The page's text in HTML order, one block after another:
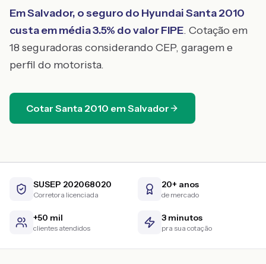
EmSalvador, o seguro do HyundaiSanta2010
custa em média3.5% do valor FIPE. Cotação em
18 seguradoras considerando CEP, garagem e
perfil do motorista.
Cotar Santa 2010 em Salvador
SUSEP 202068020
Corretora licenciada
20+ anos
de mercado
+50 mil
clientes atendidos
3 minutos
pra sua cotação